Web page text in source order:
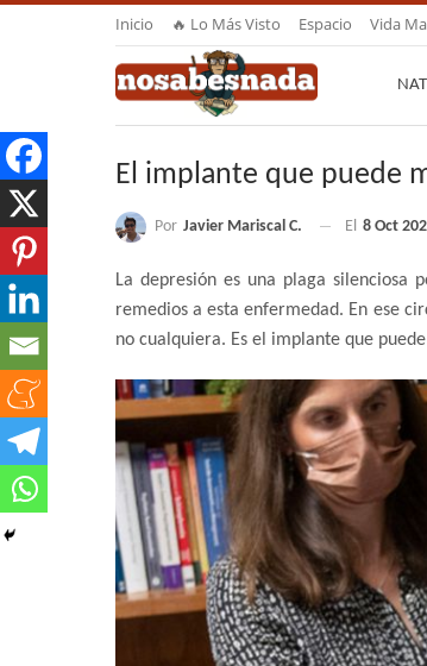
Inicio 🔥 Lo Más Visto Espacio Vida
El implante que puede
Por Javier Mariscal C. El 8 Oct
La depresión es una plaga silenciosa
remedios a esta enfermedad. En ese
no cualquiera. Es el implante que